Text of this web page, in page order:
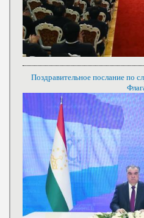
Поздравительное послание по